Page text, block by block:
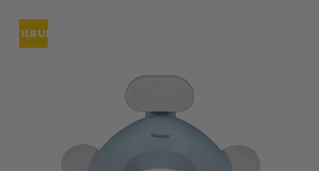
TILBUDUDSOLGT